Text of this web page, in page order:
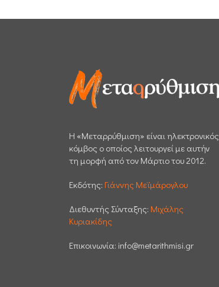
H «Μεταρρύθμιση» είναι ηλεκτρονικός
κόμβος ο οποίος λειτουργεί με αυτήν
τη μορφή από τον Μάρτιο του 2012.
Εκδότης: Γιάννης Μεϊμάρογλου
Διεθυντής Σύνταξης: Μιχάλης
Κυριακίδης
Επικοινωνία: info@metarithmisi.gr